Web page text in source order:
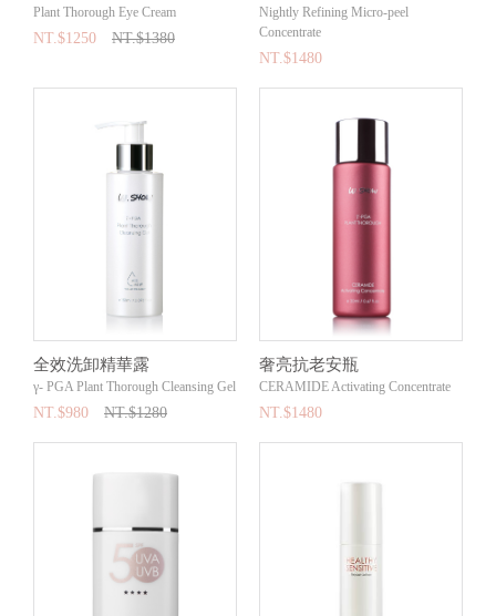
Plant Thorough Eye Cream
NT.$1250 NT.$1380
Nightly Refining Micro-peel
Concentrate
NT.$1480
全效洗卸精華露
γ- PGA Plant Thorough Cleansing Gel
NT.$980 NT.$1280
奢亮抗老安瓶
CERAMIDE Activating Concentrate
NT.$1480